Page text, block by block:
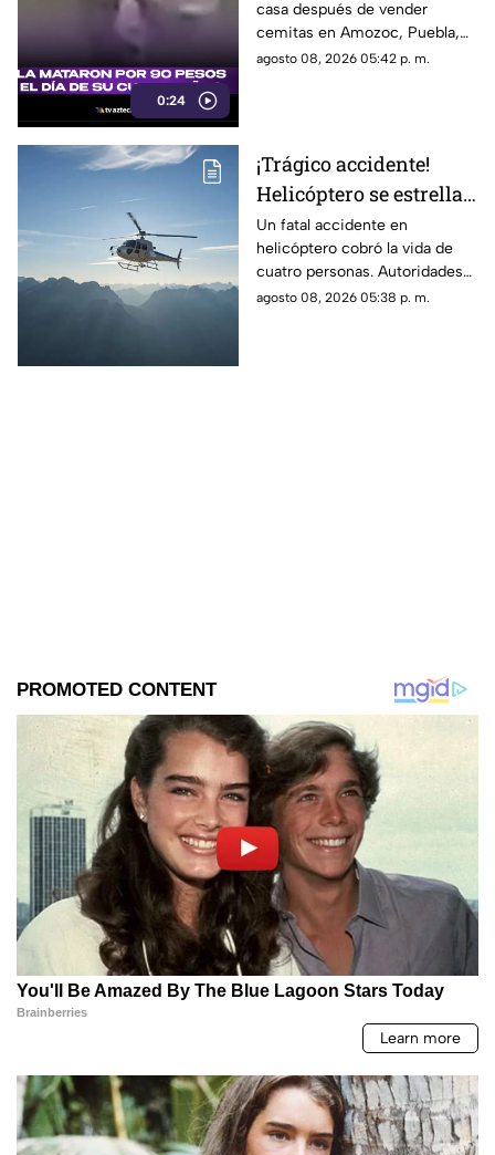
0:24
caso de Doña Dominga
casa después de vender
cemitas en Amozoc, Puebla,
cuando presuntamente un
agosto 08, 2026 05:42 p. m.
¡Trágico accidente!
Helicóptero se estrella
en zona boscosa y
mueren cuatro
personas
Un fatal accidente en
helicóptero cobró la vida de
cuatro personas. Autoridades
confirmaron que la aeronave
agosto 08, 2026 05:38 p. m.